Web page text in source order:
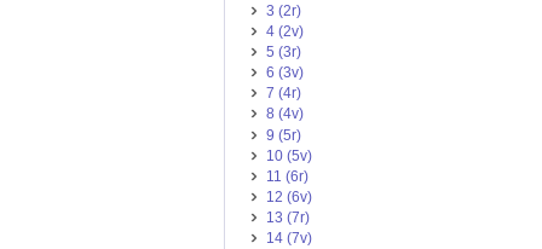
3 (2r)
4 (2v)
5 (3r)
6 (3v)
7 (4r)
8 (4v)
9 (5r)
10 (5v)
11 (6r)
12 (6v)
13 (7r)
14 (7v)